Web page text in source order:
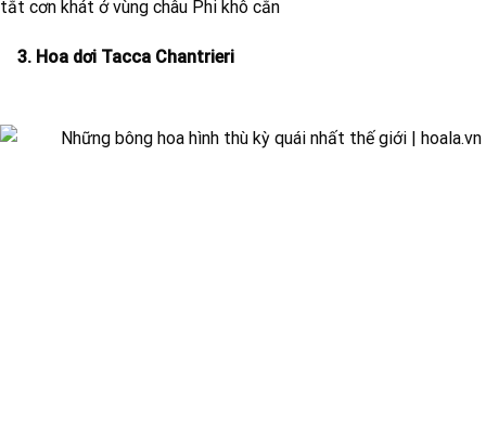
tắt cơn khát ở vùng châu Phi khô cằn
3. Hoa dơi Tacca Chantrieri